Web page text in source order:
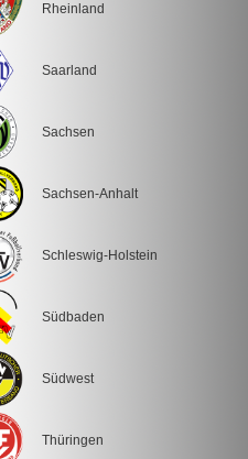
Rheinland
Saarland
Sachsen
Sachsen-Anhalt
Schleswig-Holstein
Südbaden
Südwest
Thüringen